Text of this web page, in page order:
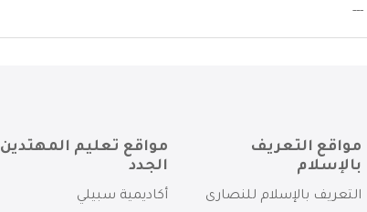
---
مواقع التعريف
بالإسلام
التعريف بالإسلام للنصارى
مواقع تعليم المهتدين
الجدد
أكاديمية سبيلي